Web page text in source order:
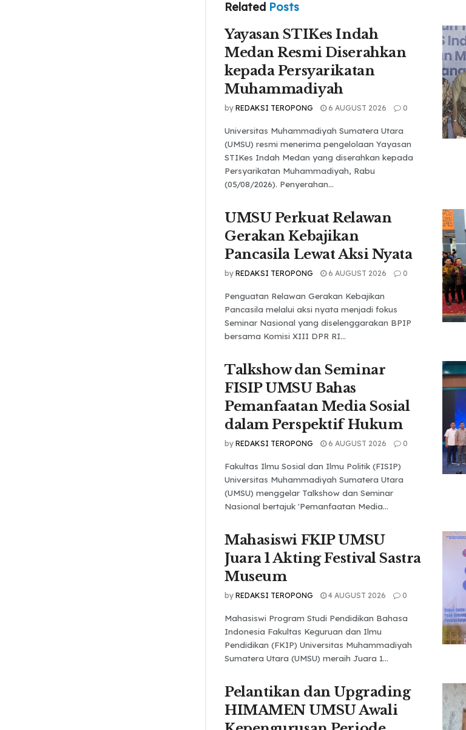
Related Posts
Yayasan STIKes Indah
Medan Resmi Diserahkan
kepada Persyarikatan
Muhammadiyah
by REDAKSI TEROPONG 6 AUGUST 2026 0
Universitas Muhammadiyah Sumatera Utara
(UMSU) resmi menerima pengelolaan Yayasan
STIKes Indah Medan yang diserahkan kepada
Persyarikatan Muhammadiyah, Rabu
(05/08/2026). Penyerahan...
UMSU Perkuat Relawan
Gerakan Kebajikan
Pancasila Lewat Aksi Nyata
by REDAKSI TEROPONG 6 AUGUST 2026 0
Penguatan Relawan Gerakan Kebajikan
Pancasila melalui aksi nyata menjadi fokus
Seminar Nasional yang diselenggarakan BPIP
bersama Komisi XIII DPR RI...
Talkshow dan Seminar
FISIP UMSU Bahas
Pemanfaatan Media Sosial
dalam Perspektif Hukum
by REDAKSI TEROPONG 6 AUGUST 2026 0
Fakultas Ilmu Sosial dan Ilmu Politik (FISIP)
Universitas Muhammadiyah Sumatera Utara
(UMSU) menggelar Talkshow dan Seminar
Nasional bertajuk 'Pemanfaatan Media...
Mahasiswi FKIP UMSU
Juara 1 Akting Festival Sastra
Museum
by REDAKSI TEROPONG 4 AUGUST 2026 0
Mahasiswi Program Studi Pendidikan Bahasa
Indonesia Fakultas Keguruan dan Ilmu
Pendidikan (FKIP) Universitas Muhammadiyah
Sumatera Utara (UMSU) meraih Juara 1...
Pelantikan dan Upgrading
HIMAMEN UMSU Awali